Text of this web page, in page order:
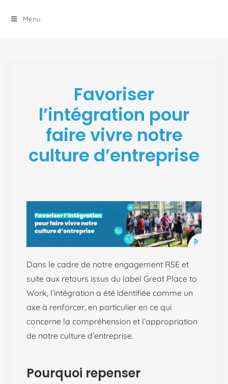
Menu
Favoriser
l’intégration pour
faire vivre notre
culture d’entreprise
Dans le cadre de notre engagement RSE et
suite aux retours issus du label Great Place to
Work, l’intégration a été identifiée comme un
axe à renforcer, en particulier en ce qui
concerne la compréhension et l’appropriation
de notre culture d’entreprise.
Pourquoi repenser